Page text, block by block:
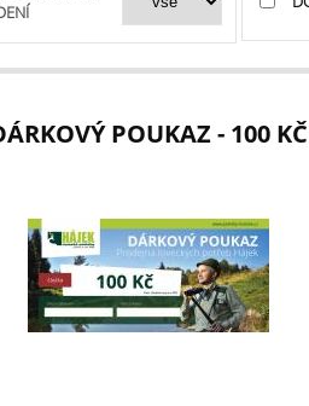
POUKAZ - 100 KČ